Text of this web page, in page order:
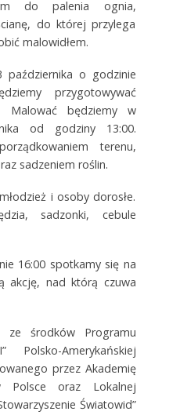
do palenia ognia,
do której przylega
malowidłem.
października o godzinie
przygotowywać
Malować będziemy w
od godziny 13:00.
terenu,
sadzeniem roślin.
i osoby dorosłe.
sadzonki, cebule
16:00 spotkamy się na
akcję, nad którą czuwa
ze środków Programu
Polsko-Amerykańskiej
przez Akademię
Polsce oraz Lokalnej
Światowid”